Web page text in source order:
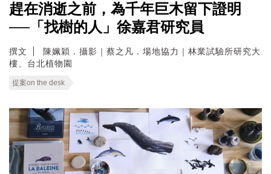
趕在消逝之前，為千年巨木留下證明
──「找樹的人」徐嘉君研究員
撰文
陳姵穎．攝影｜蔡之凡．場地協力｜林業試驗所研究大
樓、台北植物園
提案on the desk